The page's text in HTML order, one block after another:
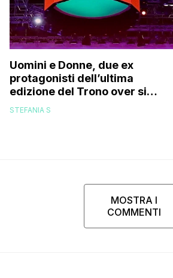
Uomini e Donne, due ex
protagonisti dell’ultima
edizione del Trono over si
stanno frequentando fuori dal
STEFANIA S
MOSTRA I
COMMENTI